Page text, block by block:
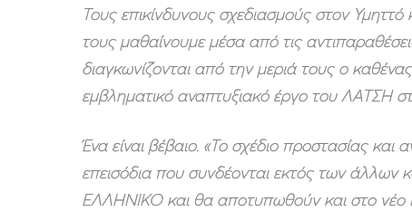
Τους επικίνδυνους σχεδιασμούς στον
τους μαθαίνουμε μέσα από τις
διαγκωνίζονται από την μεριά τους ο
εμβληματικό αναπτυξιακό έργο του ΛΑΤΣΗ
Ένα είναι βέβαιο. «Το σχέδιο προστασίας
επεισόδια που συνδέονται εκτός των άλλων
ΕΛΛΗΝΙΚΟ και θα αποτυπωθούν και στο νέο